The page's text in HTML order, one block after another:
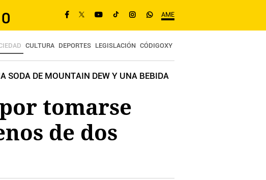
AME
CULTURA DEPORTES LEGISLACIÓN CÓDIGOXY
SODA DE MOUNTAIN DEW Y UNA BEBIDA
tomarse
de dos